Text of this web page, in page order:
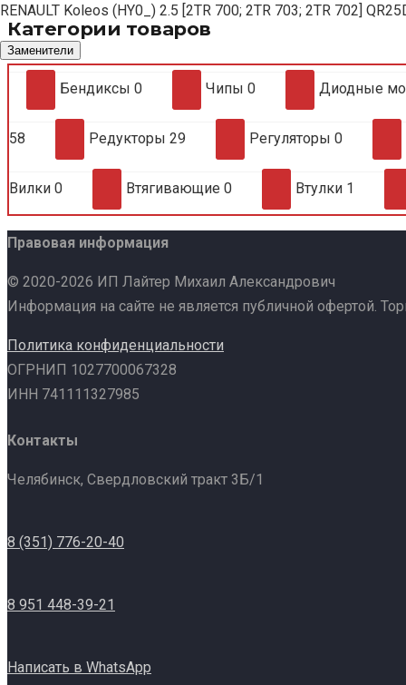
RENAULT Koleos (HY0_) 2.5 [2TR 700; 2TR 703; 2TR 702]
Заменители
Категории товаров
Бендиксы 0 Чипы 0 Диодные
58 Редукторы 29 Регуляторы 0
Вилки 0 Втягивающие 0 Втулки 1
Правовая информация
© 2020-2026 ИП Лайтер Михаил Александрович
Информация на сайте не является публичной офертой.
Политика конфиденциальности
ОГРНИП 1027700067328
ИНН 741111327985
Контакты
Челябинск, Свердловский тракт 3Б/1
8 (351) 776-20-40
8 951 448-39-21
Написать в WhatsApp